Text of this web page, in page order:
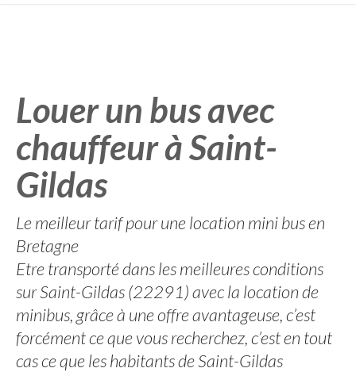
Louer un bus avec
chauffeur à Saint-
Gildas
Le meilleur tarif pour une location mini bus en
Bretagne
Etre transporté dans les meilleures conditions
sur Saint-Gildas (22291) avec la location de
minibus, grâce à une offre avantageuse, c’est
forcément ce que vous recherchez, c’est en tout
cas ce que les habitants de Saint-Gildas